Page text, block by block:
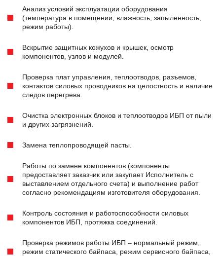
Анализ условий эксплуатации оборудования
(температура в помещении, влажность, запыленность,
режим работы).
Вскрытие защитных кожухов и крышек, осмотр
компонентов, узлов и модулей.
Проверка плат управления, теплоотводов, разъемов,
контактов силовых проводников на целостность и наличие
следов перегрева.
Очистка электронных блоков и теплоотводов ИБП от пыли
и других загрязнений.
Замена теплопроводящей пасты.
Работы по замене компонентов (компоненты
предоставляет заказчик или закупает Исполнитель с
выставлением отдельного счета) и выполнение работ
согласно рекомендациям изготовителя оборудования.
Контроль состояния и работоспособности силовых
компонентов ИБП, протяжка соединений.
Проверка режимов работы ИБП – нормальный режим,
режим статического байпаса, режим сервисного байпаса,